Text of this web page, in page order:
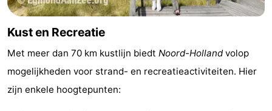
Kust en Recreatie
Met meer dan 70 km kustlijn biedt Noord-Hollandvolop
mogelijkheden voor strand- en recreatieactiviteiten. Hier
zijn enkele hoogtepunten: